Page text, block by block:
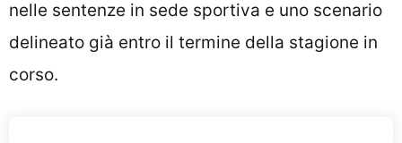
nelle sentenze in sede sportiva e uno scenario
delineato già entro il termine della stagione in
corso.